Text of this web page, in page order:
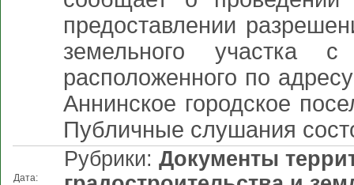
предоставлении
земельного участка
расположенного по
Аннинское городское
Публичные слушания
Дата:
Рубрики: Документы